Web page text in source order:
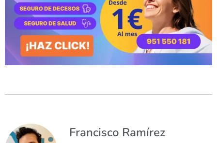
Francisco Ramírez